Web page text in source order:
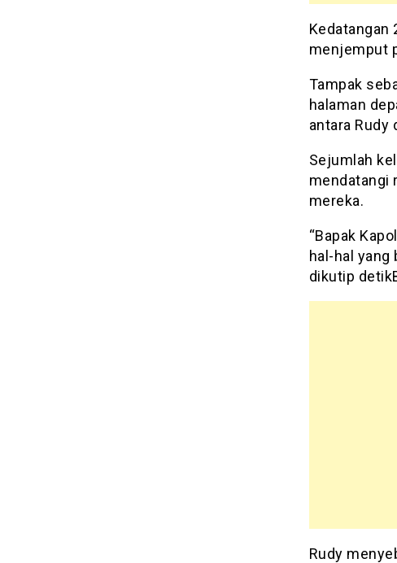
Kedatangan
menjemput
Tampak
halaman
antara Rudy
Sejumlah
mendatangi
mereka.
“Bapak
hal-hal yang
dikutip
Rudy